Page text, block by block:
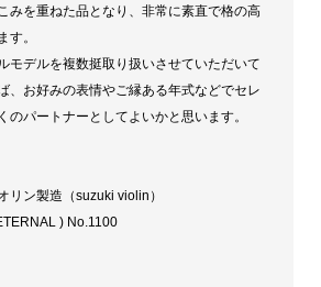
みを重ねた品となり、非常に素直で格の高
す。
モデルを複数挺取り扱いさせていただいて
、お好みの表情やご縁ある年式などでセレ
のパートナーとしてよいかと思います。
リン製造（suzuki violin）
) No.1100